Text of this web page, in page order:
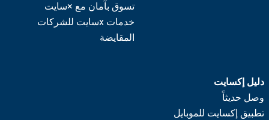
تسوق بآمان مع ×سايت
خدمات xسايت للشركات
المقايضة
دليل إكسايت
وصل حديثاً
تطبيق إكسايت للموبايل